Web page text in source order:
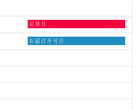
水
日,
8
2026
定休日
木
2026
お届け不可日